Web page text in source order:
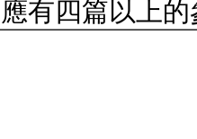
有四篇以上